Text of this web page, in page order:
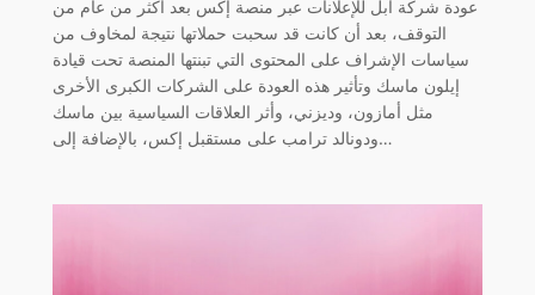
عودة شركة آبل للإعلانات عبر منصة إكس بعد أكثر من عام من
التوقف، بعد أن كانت قد سحبت حملاتها نتيجة لمخاوف من
سياسات الإشراف على المحتوى التي تبنتها المنصة تحت قيادة
إيلون ماسك وتأثير هذه العودة على الشركات الكبرى الأخرى
مثل أمازون، وديزني، وأثر العلاقات السياسية بين ماسك
ودونالد ترامب على مستقبل إكس، بالإضافة إلى…